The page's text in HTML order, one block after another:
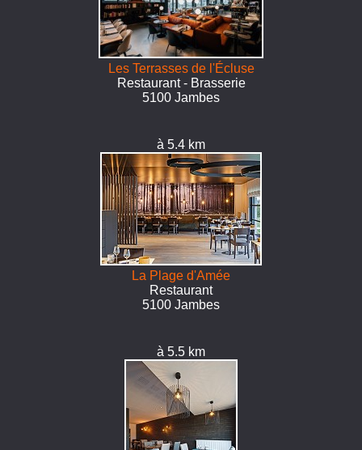
Les Terrasses de l'Écluse
Restaurant - Brasserie
5100 Jambes
à 5.4 km
La Plage d'Amée
Restaurant
5100 Jambes
à 5.5 km